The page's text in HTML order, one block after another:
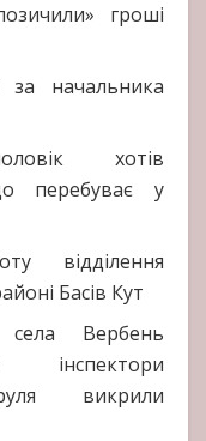
гроші
начальника
хотів
перебуває у
відділення
Басів Кут
Вербень
інспектори
викрили